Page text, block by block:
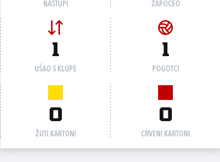
NASTUPI ZAPOČEO
1
UŠAO S KLUPE
1
POGOTCI
0
ŽUTI KARTONI
0
CRVENI KARTONI